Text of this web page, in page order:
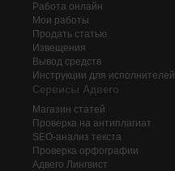
Работа онлайн
Мои работы
Продать статью
Извещения
Вывод средств
Инструкции для исполнителей
Сервисы Адвего
Магазин статей
Проверка на антиплагиат
SEO-анализ текста
Проверка орфографии
Адвего Лингвист